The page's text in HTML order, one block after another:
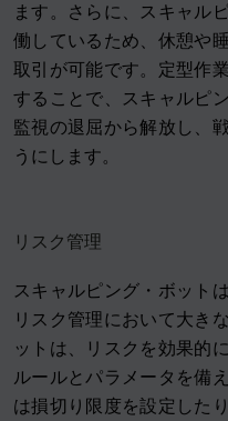
ます。さらに、スキャル
働しているため、休憩や
取引が可能です。定型作
することで、スキャルピ
監視の退屈から解放し、
うにします。
リスク管理
スキャルピング・ボット
リスク管理において大き
ットは、リスクを効果的
ルールとパラメータを備
は損切り限度を設定した